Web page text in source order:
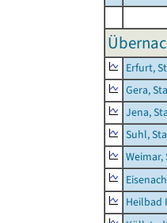
Erfurt,
Gera,
Jena,
Suhl,
Weimar,
Heilbad